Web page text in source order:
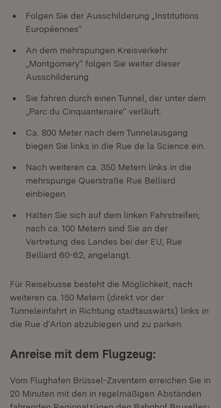
Folgen Sie der Ausschilderung „Institutions
Européennes“
An dem mehrspurigen Kreisverkehr
„Montgomery“ folgen Sie weiter dieser
Ausschilderung
Sie fahren durch einen Tunnel, der unter dem
„Parc du Cinquantenaire“ verläuft.
Ca. 800 Meter nach dem Tunnelausgang
biegen Sie links in die Rue de la Science ein.
Nach weiteren ca. 350 Metern links in die
mehrspurige Querstraße Rue Belliard
einbiegen.
Halten Sie sich auf dem linken Fahrstreifen;
nach ca. 100 Metern sind Sie an der
Vertretung des Landes bei der EU, Rue
Belliard 60-62, angelangt.
Für Reisebusse besteht die Möglichkeit, nach
weiteren ca. 150 Metern (direkt vor der
Tunneleinfahrt in Richtung stadtauswärts) links in
die Rue d‘Arlon abzubiegen und zu parken.
Anreise mit dem Flugzeug:
Vom Flughafen Brüssel-Zaventem erreichen Sie in
20 Minuten mit den in regelmäßigen Abständen